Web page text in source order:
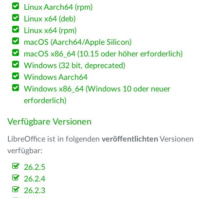
Linux Aarch64 (rpm)
Linux x64 (deb)
Linux x64 (rpm)
macOS (Aarch64/Apple Silicon)
macOS x86_64 (10.15 oder höher erforderlich)
Windows (32 bit, deprecated)
Windows Aarch64
Windows x86_64 (Windows 10 oder neuer
erforderlich)
Verfügbare Versionen
LibreOffice ist in folgenden veröffentlichten Versionen
verfügbar:
26.2.5
26.2.4
26.2.3